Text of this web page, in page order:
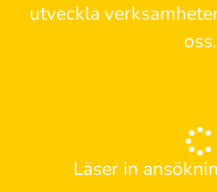
utveckla
oss.
Läser in